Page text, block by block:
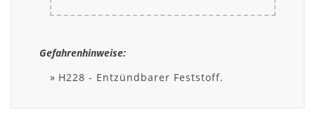
Gefahrenhinweise:
H228 - Entzündbarer Feststoff.